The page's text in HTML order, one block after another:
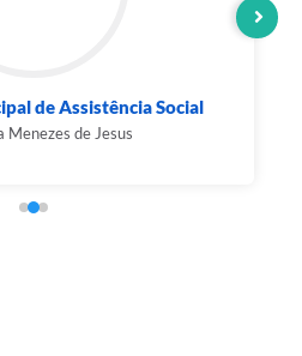
de Assistência Social
Menezes de Jesus